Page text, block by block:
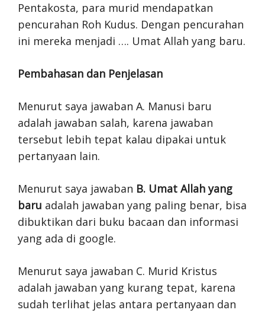
Pentakosta, para murid mendapatkan
pencurahan Roh Kudus. Dengan pencurahan
ini mereka menjadi …. Umat Allah yang baru.
Pembahasan dan Penjelasan
Menurut saya jawaban A. Manusi baru
adalah jawaban salah, karena jawaban
tersebut lebih tepat kalau dipakai untuk
pertanyaan lain.
Menurut saya jawaban B. Umat Allah yang
baru adalah jawaban yang paling benar, bisa
dibuktikan dari buku bacaan dan informasi
yang ada di google.
Menurut saya jawaban C. Murid Kristus
adalah jawaban yang kurang tepat, karena
sudah terlihat jelas antara pertanyaan dan